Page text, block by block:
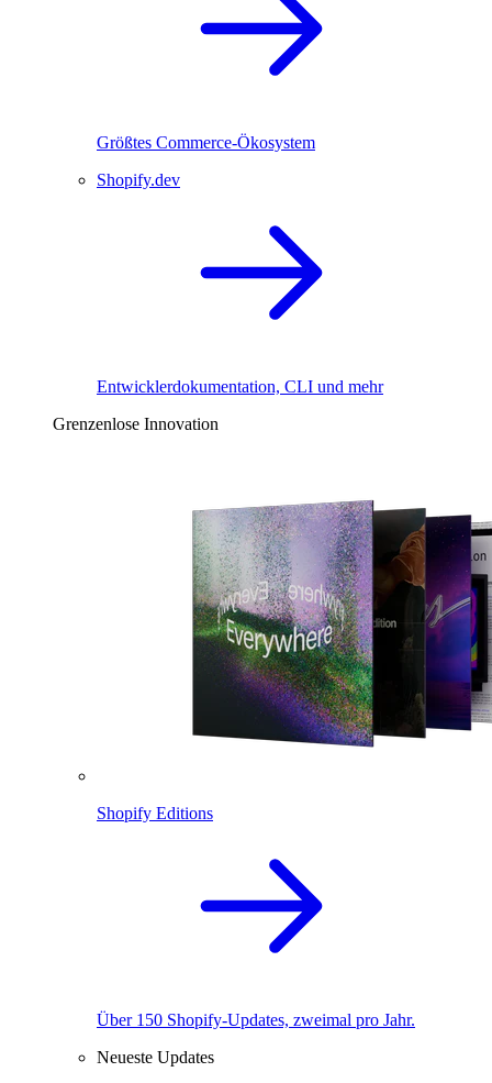
Größtes Commerce-Ökosystem
Shopify.dev
Entwicklerdokumentation, CLI und mehr
Grenzenlose Innovation
Shopify Editions
Über 150 Shopify-Updates, zweimal pro Jahr.
Neueste Updates